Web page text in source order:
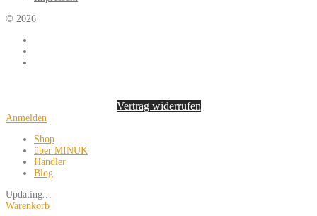
© 2026
Vertrag widerrufen
Anmelden
Shop
über MINUK
Händler
Blog
Updating…
Warenkorb